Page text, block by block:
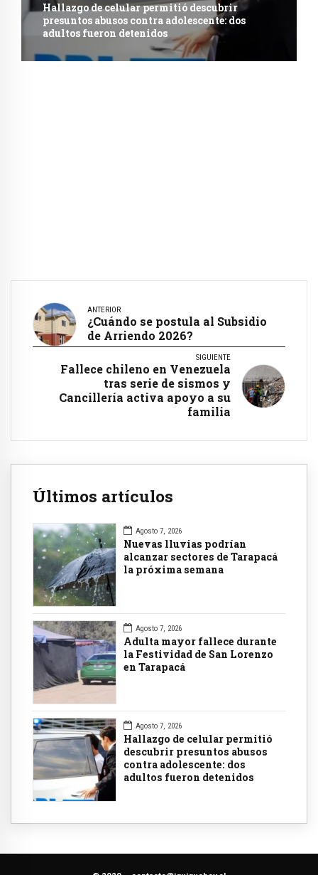
Hallazgo de celular permitió descubrir
presuntos abusos contra adolescente: dos
adultos fueron detenidos
ANTERIOR
¿Cuándo se postula al Subsidio
de Arriendo 2026?
SIGUIENTE
Fallece chileno en Venezuela
tras serie de sismos y
Cancillería activa apoyo a su
familia
Últimos artículos
Agosto 7, 2026
Nuevas lluvias podrían
alcanzar sectores de Tarapacá
la próxima semana
Agosto 7, 2026
Adulta mayor fallece durante
la Festividad de San Lorenzo
en Tarapacá
Agosto 7, 2026
Hallazgo de celular permitió
descubrir presuntos abusos
contra adolescente: dos
adultos fueron detenidos